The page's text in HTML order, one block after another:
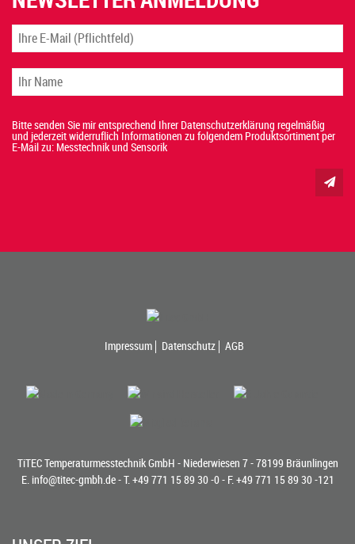
Bitte senden Sie mir entsprechend Ihrer Datenschutzerklärung regelmäßig
und jederzeit widerruflich Informationen zu folgendem Produktsortiment per
E-Mail zu: Messtechnik und Sensorik
Impressum Datenschutz AGB
TiTEC Temperaturmesstechnik GmbH - Niederwiesen 7 - 78199 Bräunlingen
E. info@titec-gmbh.de- T. +49 771 15 89 30 -0- F. +49 771 15 89 30 -121